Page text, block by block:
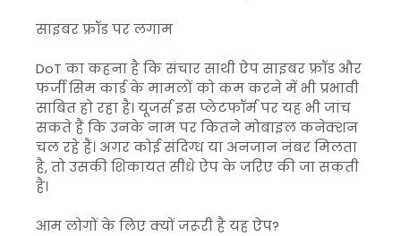
साइबर फ्रॉड पर लगाम
DoT का कहना है कि संचार साथी ऐप साइबर फ्रॉड और
फर्जी सिम कार्ड के मामलों को कम करने में भी प्रभावी
साबित हो रहा है। यूजर्स इस प्लेटफॉर्म पर यह भी जांच
सकते हैं कि उनके नाम पर कितने मोबाइल कनेक्शन
चल रहे हैं। अगर कोई संदिग्ध या अनजान नंबर मिलता
है, तो उसकी शिकायत सीधे ऐप के जरिए की जा सकती
है।
आम लोगों के लिए क्यों जरूरी है यह ऐप?